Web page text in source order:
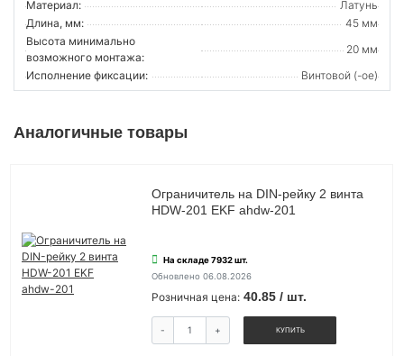
Материал:
Латунь
Длина, мм:
45 мм
Высота минимально
возможного монтажа:
20 мм
Исполнение фиксации:
Винтовой (-ое)
Аналогичные товары
Ограничитель на DIN-рейку 2 винта
HDW-201 EKF ahdw-201
На складе 7932 шт.
Обновлено 06.08.2026
Розничная цена: 40.85 / шт.
- + КУПИТЬ